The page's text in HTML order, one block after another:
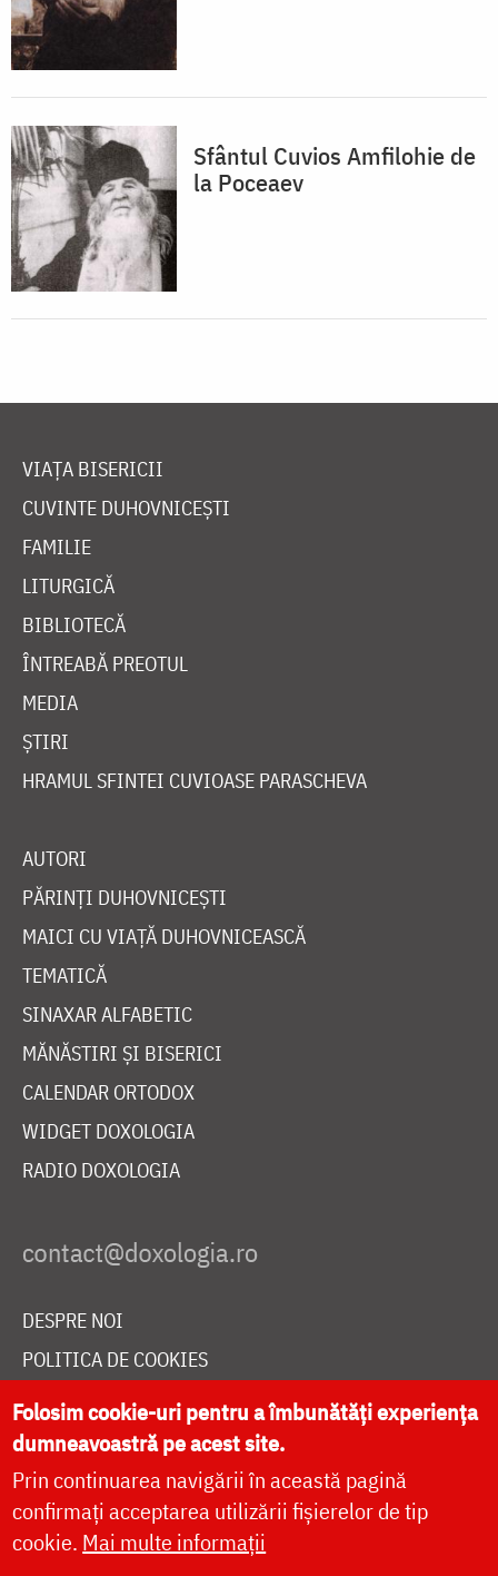
Sfântul Cuvios Amfilohie de
la Poceaev
VIAȚA BISERICII
CUVINTE DUHOVNICEȘTI
FAMILIE
LITURGICĂ
BIBLIOTECĂ
ÎNTREABĂ PREOTUL
MEDIA
ȘTIRI
HRAMUL SFINTEI CUVIOASE PARASCHEVA
AUTORI
PĂRINȚI DUHOVNICEȘTI
MAICI CU VIAȚĂ DUHOVNICEASCĂ
TEMATICĂ
SINAXAR ALFABETIC
MĂNĂSTIRI ȘI BISERICI
CALENDAR ORTODOX
WIDGET DOXOLOGIA
RADIO DOXOLOGIA
DESPRE NOI
POLITICA DE COOKIES
DONEAZĂ ONLINE PENTRU CATEDRALA NAȚIONALĂ
LIVE
Folosim cookie-uri pentru a îmbunătăți experiența
dumneavoastră pe acest site.
Prin continuarea navigării în această pagină
confirmați acceptarea utilizării fișierelor de tip
cookie. Mai multe informații